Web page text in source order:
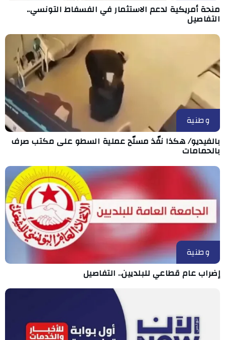
منحة أمريكية لدعم الاستثمار في الفسفاط التونسي..
التفاصيل
وطنية
بالفيديو/ هكذا نفّذ مسلّح عملية السطو على مكتب صرف
بالحمامات
وطنية
إضراب عام قطاعي للبلديين.. التفاصيل